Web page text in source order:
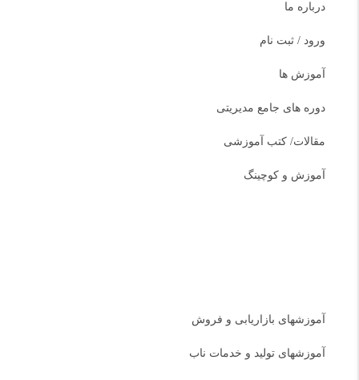
درباره ما
ورود / ثبت نام
آموزش ها
دوره های جامع مدیریتی
مقالات/ کتب آموزشی
آموزش و کوچینگ
آموزشهای بازاریابی و فروش
آموزشهای تولید و خدمات ناب